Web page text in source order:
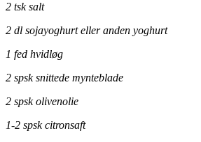
2 tsk salt
2 dl sojayoghurt eller anden yoghurt
1 fed hvidløg
2 spsk snittede mynteblade
2 spsk olivenolie
1-2 spsk citronsaft